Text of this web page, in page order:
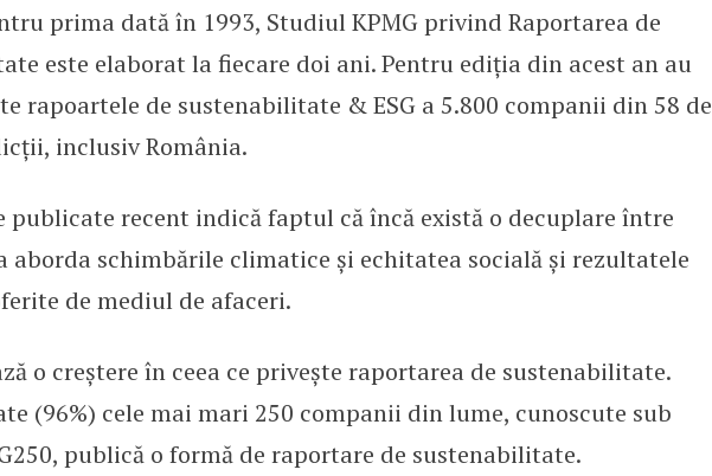
la raportarea de sustenabilitate
prima dată în 1993, Studiul KPMG privind Raportarea de
este elaborat la fiecare doi ani. Pentru ediția din acest an au
rapoartele de sustenabilitate & ESG a 5.800 companii din 58 de
inclusiv România.
publicate recent indică faptul că încă există o decuplare între
aborda schimbările climatice și echitatea socială și rezultatele
de mediul de afaceri.
o creștere în ceea ce privește raportarea de sustenabilitate.
(96%) cele mai mari 250 companii din lume, cunoscute sub
publică o formă de raportare de sustenabilitate.